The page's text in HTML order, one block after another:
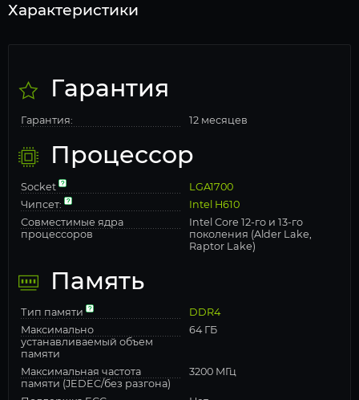
Характеристики
Гарантия
Гарантия: 12 месяцев
Процессор
Socket
LGA1700
Чипсет:
Intel H610
Совместимые ядра
процессоров
Intel Core 12-го и 13-го
поколения (Alder Lake,
Raptor Lake)
Память
Тип памяти
DDR4
Максимально
устанавливаемый объем
памяти
64 ГБ
Максимальная частота
памяти (JEDEC/без разгона)
3200 МГц